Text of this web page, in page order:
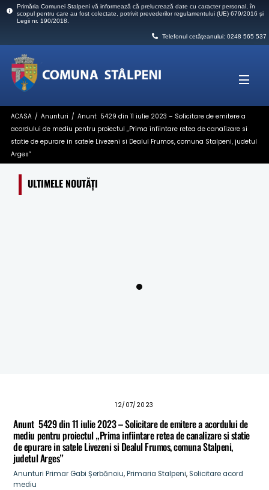
Skip
Primăria Comunei Stalpeni vă informează că prelucrează date cu caracter personal, în
scopul pentru care au fost colectate, potrivit prevederilor regulamentului (UE) 679/2016 și
Legii nr. 190/2018.
Telefonul cetăţeanului: 0248 565 537
ACASA / Anunturi / Anunt 5429 din 11 iulie 2023 – Solicitare de emitere a
acordului de mediu pentru proiectul „Prima infiintare retea de canalizare si
statie de epurare in satele Livezeni si Dealul Frumos, comuna Stalpeni, judetul
Arges”
ULTIMELE NOUTĂȚI
Anunt nr.5563 din 14.07.2026 – Convocare adunare
12/07/2023
Anunt 5429 din 11 iulie 2023 – Solicitare de emitere a acordului de
mediu pentru proiectul „Prima infiintare retea de canalizare si statie
de epurare in satele Livezeni si Dealul Frumos, comuna Stalpeni,
judetul Arges”
Anunturi Primar Gabi Șerbănoiu,Primaria Stalpeni, Solicitare acord
mediu